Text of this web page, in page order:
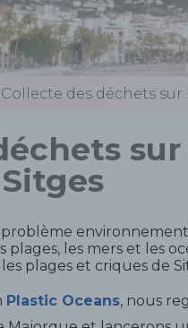
Collecte des déchets
les mers et les
plages et criques de
Plastic Oceans, nous